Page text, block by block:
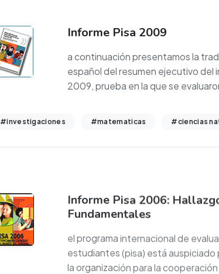
Informe Pisa 2009
a continuación presentamos la
español del resumen ejecutivo del
2009, prueba en la que se
#investigaciones #matematicas #ciencias
Informe Pisa 2006:
Fundamentales
el programa internacional de
estudiantes (pisa) está auspiciado
la organización para la cooperación